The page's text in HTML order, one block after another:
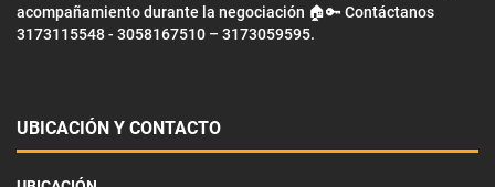
acompañamiento durante la negociación 🏠🔑 Contáctanos
3173115548 - 3058167510 – 3173059595.
UBICACIÓN Y CONTACTO